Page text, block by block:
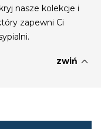
nasze kolekcje i
zapewni Ci
zwiń expand_less